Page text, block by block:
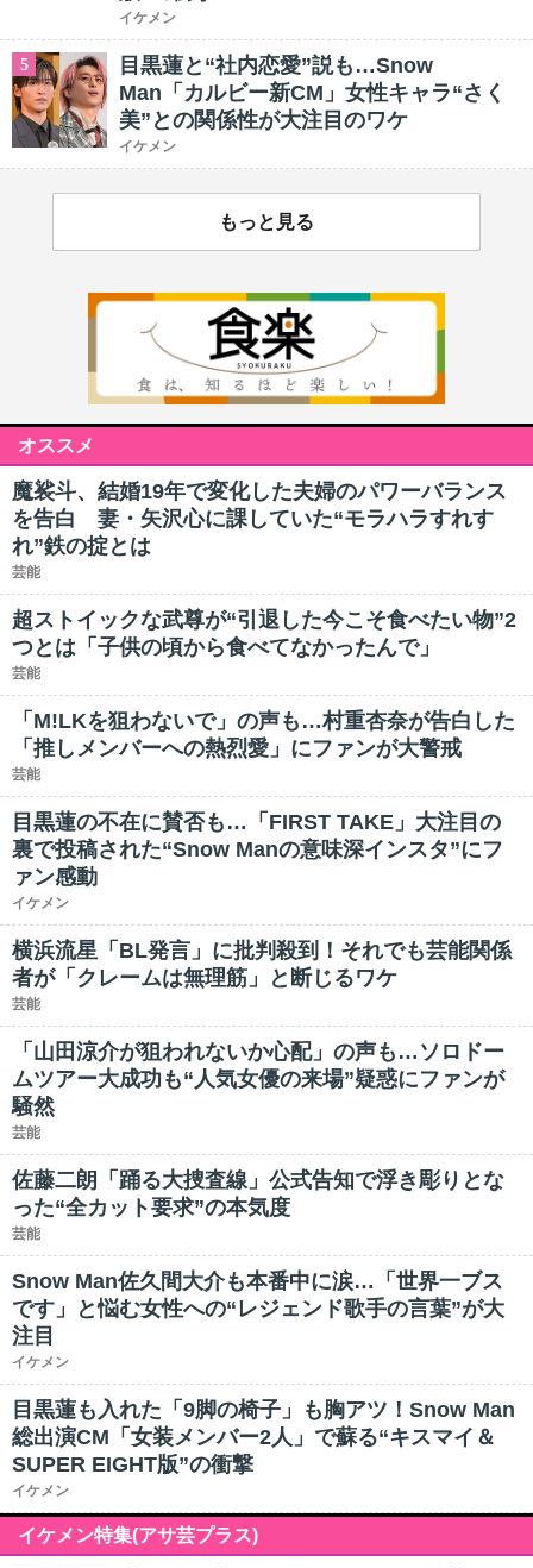
イケメン
5
目黒蓮と“社内恋愛”説も…Snow
Man「カルビー新CM」女性キャラ“さく
美”との関係性が大注目のワケ
イケメン
もっと見る
オススメ
魔裟斗、結婚19年で変化した夫婦のパワーバランス
を告白 妻・矢沢心に課していた“モラハラすれす
れ”鉄の掟とは
芸能
超ストイックな武尊が“引退した今こそ食べたい物”2
つとは「子供の頃から食べてなかったんで」
芸能
「M!LKを狙わないで」の声も…村重杏奈が告白した
「推しメンバーへの熱烈愛」にファンが大警戒
芸能
目黒蓮の不在に賛否も…「FIRST TAKE」大注目の
裏で投稿された“Snow Manの意味深インスタ”にフ
ァン感動
イケメン
横浜流星「BL発言」に批判殺到！それでも芸能関係
者が「クレームは無理筋」と断じるワケ
芸能
「山田涼介が狙われないか心配」の声も…ソロドー
ムツアー大成功も“人気女優の来場”疑惑にファンが
騒然
芸能
佐藤二朗「踊る大捜査線」公式告知で浮き彫りとな
った“全カット要求”の本気度
芸能
Snow Man佐久間大介も本番中に涙…「世界一ブス
です」と悩む女性への“レジェンド歌手の言葉”が大
注目
イケメン
目黒蓮も入れた「9脚の椅子」も胸アツ！Snow Man
総出演CM「女装メンバー2人」で蘇る“キスマイ＆
SUPER EIGHT版”の衝撃
イケメン
イケメン特集(アサ芸プラス)